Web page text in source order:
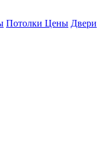
Потолки Цены Двери